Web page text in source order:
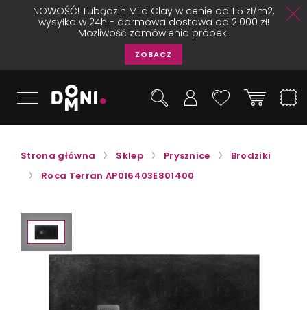
NOWOŚĆ! Tubądzin Mild Clay w cenie od 115 zł/m2,
wysyłka w 24h - darmowa dostawa od 2.000 zł!
Możliwość zamówienia próbek!
ZOBACZ
Strona główna Sklep Prysznice
Brodziki
Roca Terran AP016403E801400